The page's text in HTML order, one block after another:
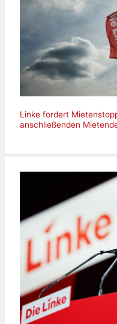
Linke fordert
anschließenden